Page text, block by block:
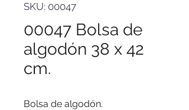
SKU: 00047
00047 Bolsa de
algodón 38 x 42
cm.
Bolsa de algodón.